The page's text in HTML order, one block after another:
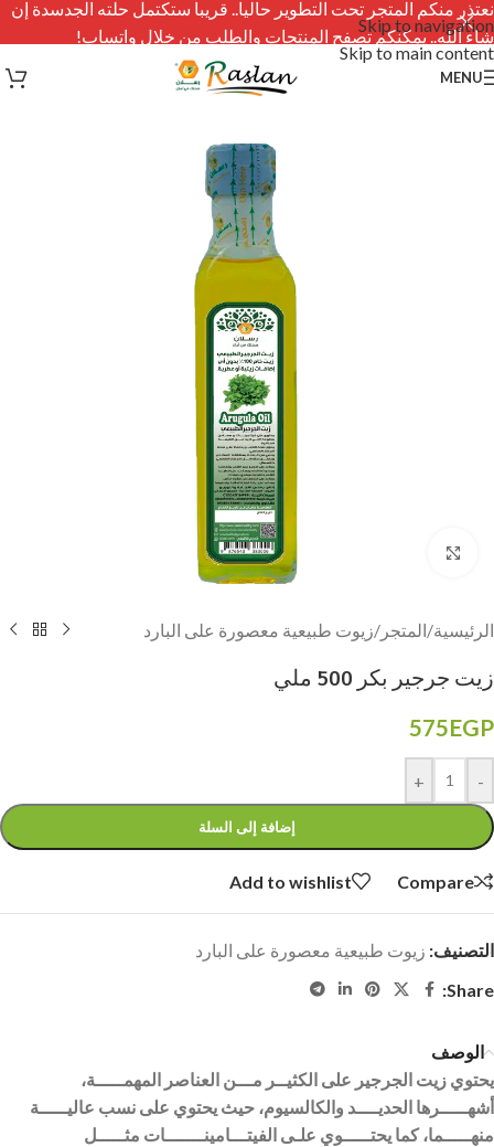
Skip to navigation
Skip to main content
نعتذر منكم المتجر تحت التطوير حاليا.. قريبا ستكتمل حلته الجدسدة إن
شاء الله.. يمكنكم تصفح المنتجات والطلب من خلال واتساب!
MENU
الرئيسية/المتجر /زيوت طبيعية معصورة على البارد
زيت جرجير بكر 500 ملي
575EGP
-
+
إضافة إلى السلة
Compare
Add to wishlist
التصنيف: زيوت طبيعية معصورة على البارد
Share:
الوصف
يحتوي زيت الجرجير على الكثيــر مـــن العناصر المهمـــــة،
أشهـــــرها الحديــــد والكالسيوم، حيث يحتوي على نسب عاليـــــة
منهـــــما، كما يحتـــــوي علـى الفيتـــامينـــــــات مثـــــل